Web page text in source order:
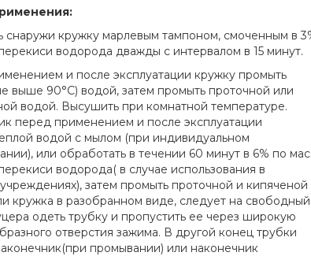
снаружи кружку марлевым тампоном, смоченным в
водорода дважды с интервалом в 15 минут.
и после эксплуатации кружку промыть
выше 90°С) водой, затем промыть проточной или
водой. Высушить при комнатной температуре.
перед применением и после эксплуатации
водой с мылом (при индивидуальном
или обработать в течении 60 минут в 6% по
водорода( в случае использования в
затем промыть проточной и кипяченой
кружка в разобранном виде, следует на свободный
одеть трубку и пропустить ее через широкую
отверстия зажима. В другой конец трубки
промывании) или наконечник